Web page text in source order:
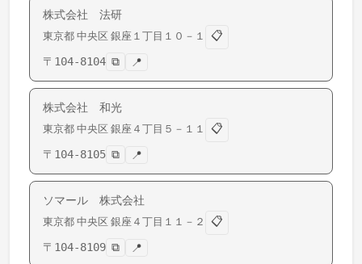
株式会社 法研
東京都 中央区 銀座 １丁目１０－１
📋
〒 104-8104 ⧉ 📍
株式会社 和光
東京都 中央区 銀座 ４丁目５－１１
📋
〒 104-8105 ⧉ 📍
ソマール 株式会社
東京都 中央区 銀座 ４丁目１１－２
📋
〒 104-8109 ⧉ 📍